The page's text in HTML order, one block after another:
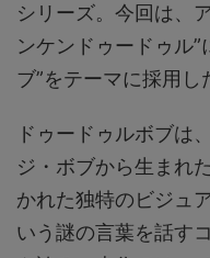
シリーズ。今回は、
ンケンドゥードゥル
ブ”をテーマに採用し
ドゥードゥルボブは
ジ・ボブから生まれ
かれた独特のビジュ
いう謎の言葉を話す